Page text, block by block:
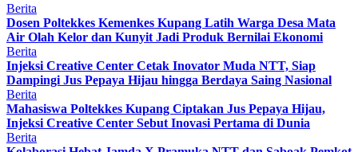
Berita
Dosen Poltekkes Kemenkes Kupang Latih Warga Desa Mata
Air Olah Kelor dan Kunyit Jadi Produk Bernilai Ekonomi
Berita
Injeksi Creative Center Cetak Inovator Muda NTT, Siap
Dampingi Jus Pepaya Hijau hingga Berdaya Saing Nasional
Berita
Mahasiswa Poltekkes Kupang Ciptakan Jus Pepaya Hijau,
Injeksi Creative Center Sebut Inovasi Pertama di Dunia
Berita